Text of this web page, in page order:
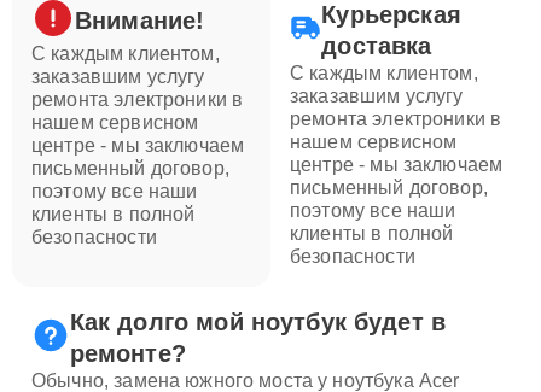
Внимание!
С каждым клиентом,
заказавшим услугу
ремонта электроники в
нашем сервисном
центре - мы заключаем
письменный договор,
поэтому все наши
клиенты в полной
безопасности
Курьерская
доставка
С каждым клиентом,
заказавшим услугу
ремонта электроники в
нашем сервисном
центре - мы заключаем
письменный договор,
поэтому все наши
клиенты в полной
безопасности
Как долго мой ноутбук будет в
ремонте?
Обычно, замена южного моста у ноутбука Acer